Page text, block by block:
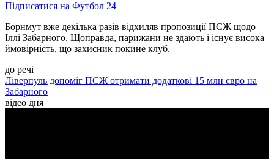
Підписатися на Футбол 24
Борнмут вже декілька разів відхиляв пропозиції ПСЖ щодо
Іллі Забарного. Щоправда, парижани не здають і існує висока
ймовірність, що захисник покине клуб.
до речі
Ліверпуль допоміг ПСЖ отримати додаткові 15 млн євро на
Забарного
відео дня